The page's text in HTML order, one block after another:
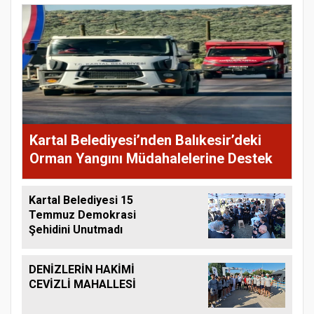
Kartal Belediyesi’nden Balıkesir’deki
Orman Yangını Müdahalelerine Destek
Kartal Belediyesi 15
Temmuz Demokrasi
Şehidini Unutmadı
DENİZLERİN HAKİMİ
CEVİZLİ MAHALLESİ